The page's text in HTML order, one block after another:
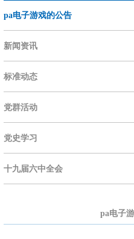
pa电子游戏的公告
新闻资讯
标准动态
党群活动
党史学习
十九届六中全会
pa电子